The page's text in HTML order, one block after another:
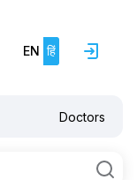
EN हिं
Doctors